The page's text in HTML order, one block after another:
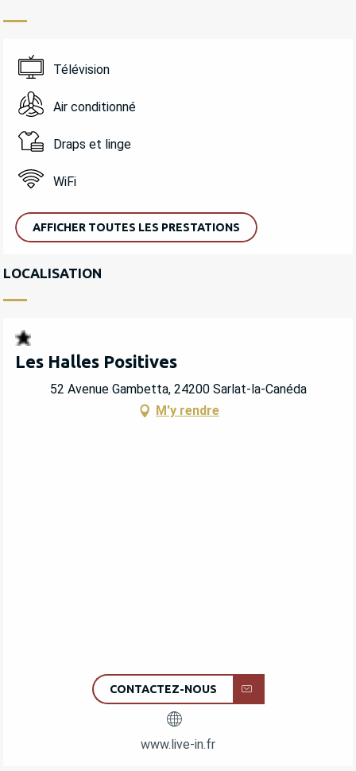
Télévision
Air conditionné
Draps et linge
WiFi
AFFICHER TOUTES LES PRESTATIONS
LOCALISATION
Les Halles Positives
52 Avenue Gambetta, 24200 Sarlat-la-Canéda
M'y rendre
CONTACTEZ-NOUS
www.live-in.fr